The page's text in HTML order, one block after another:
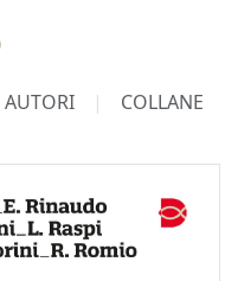
AUTORI COLLANE